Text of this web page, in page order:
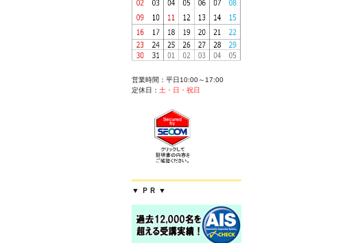
営業時間：平日10:00～17:00
定休日： 土・日・祝日
▼ ＰＲ ▼